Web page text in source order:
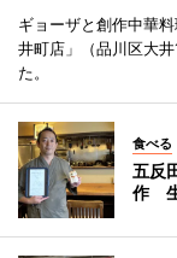
ギョーザと創作中華
井町店」（品川区大
た。
食べる
五反
作